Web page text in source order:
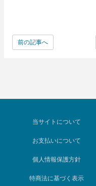
前の記事へ
当サイトについて
お支払いについて
個人情報保護方針
特商法に基づく表示